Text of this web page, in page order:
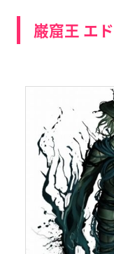
巌窟王 エ